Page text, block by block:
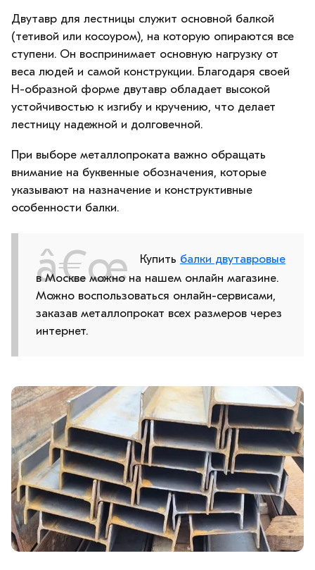
Двутавр для лестницы служит основной балкой
(тетивой или косоуром), на которую опираются все
ступени. Он воспринимает основную нагрузку от
веса людей и самой конструкции. Благодаря своей
Н-образной форме двутавр обладает высокой
устойчивостью к изгибу и кручению, что делает
лестницу надежной и долговечной.
При выборе металлопроката важно обращать
внимание на буквенные обозначения, которые
указывают на назначение и конструктивные
особенности балки.
Купить балки двутавровые
в Москве можно на нашем онлайн магазине.
Можно воспользоваться онлайн-сервисами,
заказав металлопрокат всех размеров через
интернет.